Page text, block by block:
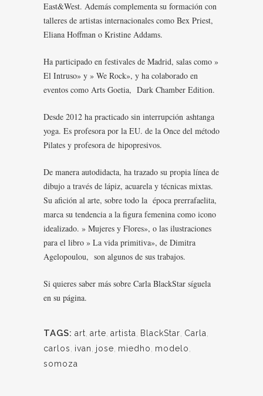
East&West. Además complementa su formación con
talleres de artistas internacionales como Bex Priest,
Eliana Hoffman o Kristine Addams.
Ha participado en festivales de Madrid, salas como »
El Intruso» y » We Rock», y ha colaborado en
eventos como Arts Goetia, Dark Chamber Edition.
Desde 2012 ha practicado sin interrupción ashtanga
yoga. Es profesora por la EU. de la Once del método
Pilates y profesora de hipopresivos.
De manera autodidacta, ha trazado su propia línea de
dibujo a través de lápiz, acuarela y técnicas mixtas.
Su afición al arte, sobre todo la época prerrafaelita,
marca su tendencia a la figura femenina como icono
idealizado. » Mujeres y Flores», o las ilustraciones
para el libro » La vida primitiva», de Dimitra
Agelopoulou, son algunos de sus trabajos.
Si quieres saber más sobre Carla BlackStar síguela
en su página.
TAGS: art arte artista BlackStar Carla
carlos
ivan jose miedho modelo
somoza